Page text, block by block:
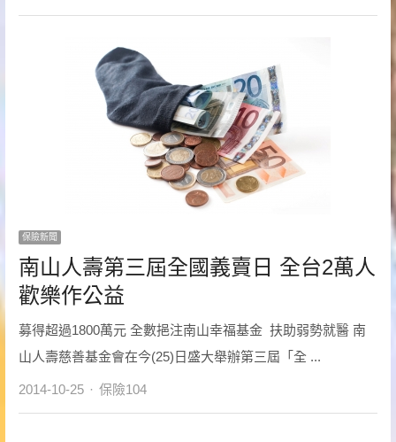
保險新聞
南山人壽第三屆全國義賣日 全台2萬人
歡樂作公益
募得超過1800萬元 全數挹注南山幸福基金 扶助弱勢就醫 南
山人壽慈善基金會在今(25)日盛大舉辦第三屆「全 ...
2014-10-25 Author
保險104